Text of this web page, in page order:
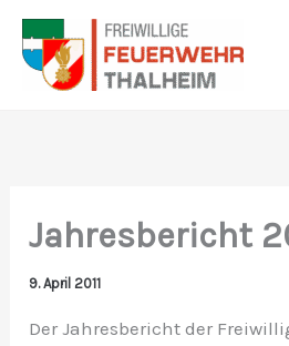
Zum
Inhalt
springen
Jahresbericht
9. April 2011
Der Jahresbericht der